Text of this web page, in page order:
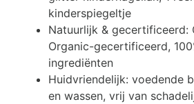
kinderspiegeltje
Natuurlijk & gecertificeerd:
Organic-gecertificeerd,
ingrediënten
Huidvriendelijk: voedende
en wassen, vrij van